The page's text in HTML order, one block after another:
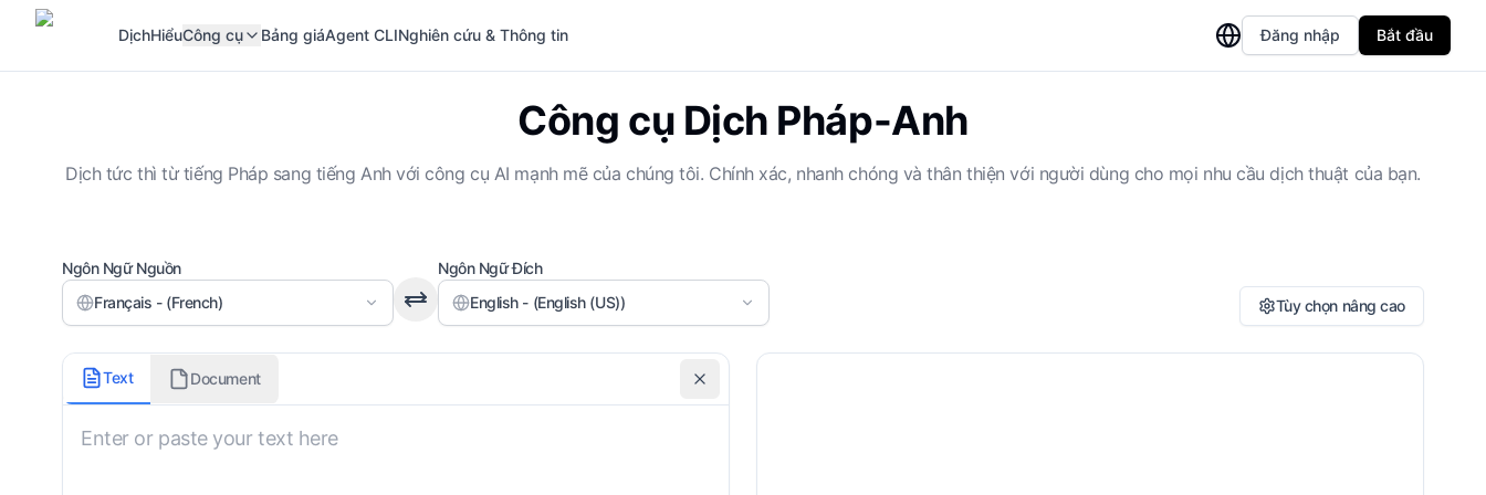
DịchHiểuCông cụ Bảng giáAgent CLINghiên cứu & Thông tin Đăng nhập Bắt đầu
Công cụ Dịch Pháp-Anh
Dịch tức thì từ tiếng Pháp sang tiếng Anh với công cụ AI mạnh mẽ của chúng tôi. Chính xác, nhanh chóng và thân thiện với người dùng cho mọi nhu cầu dịch thuật của bạn.
Ngôn Ngữ Nguồn
Français - (French)
Ngôn Ngữ Đích
English - (English (US))
Tùy chọn nâng cao
Mức độ trang trọng
Trung tính Chung
Hướng dẫn tùy chỉnh
Text Document